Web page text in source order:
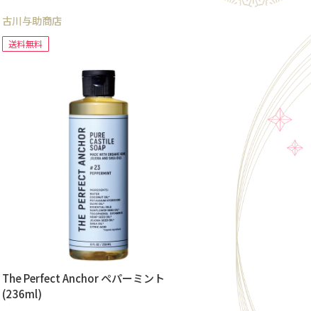
古川与助商店
送料無料
The Perfect Anchor ペパーミント
(236ml)